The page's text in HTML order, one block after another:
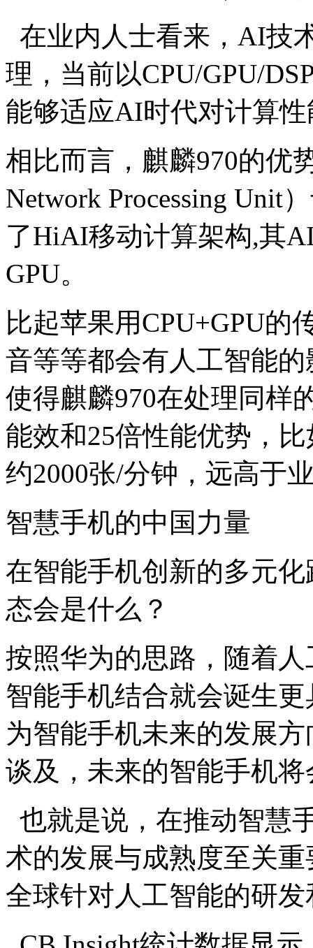
在业内人士看来，AI技
理，当前以CPU/GPU/
能够适应AI时代对计算
相比而言，麒麟970的优
Network Processing Unit
了HiAI移动计算架构,其
GPU。
比起苹果用CPU+GPU的
音等等都会有人工智能
使得麒麟970在处理同样
能效和25倍性能优势，
约2000张/分钟，远高于
智慧手机的中国力量
在智能手机创新的多元
态会是什么？
按照华为的思路，随着
智能手机结合就会诞生
为智能手机未来的发展
谈及，未来的智能手机
也就是说，在推动智慧
术的发展与成熟度至关
全球针对人工智能的研